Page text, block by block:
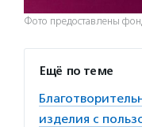
Фото предоставлены
Ещё по теме
изделия с